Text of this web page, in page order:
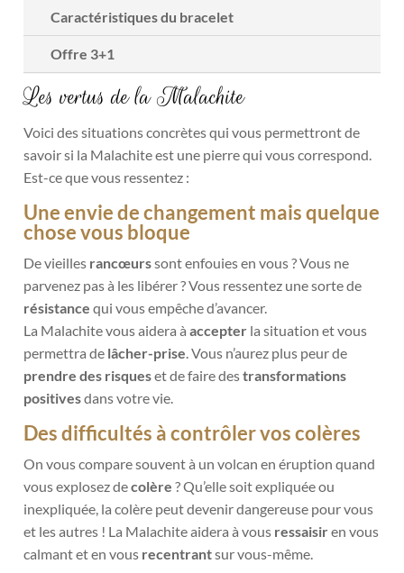
Caractéristiques du bracelet
Offre 3+1
Les vertus de la Malachite
Voici des situations concrètes qui vous permettront de
savoir si la Malachite est une pierre qui vous correspond.
Est-ce que vous ressentez :
Une envie de changement mais quelque
chose vous bloque
De vieilles rancœurssont enfouies en vous ? Vous ne
parvenez pas à les libérer ? Vous ressentez une sorte de
résistance qui vous empêche d’avancer.
La Malachite vous aidera àaccepter la situation et vous
permettra de lâcher-prise. Vous n’aurez plus peur de
prendre des risqueset de faire destransformations
positivesdans votre vie.
Des difficultés à contrôler vos colères
On vous compare souvent à un volcan en éruption quand
vous explosez decolère ? Qu’elle soit expliquée ou
inexpliquée, la colère peut devenir dangereuse pour vous
et les autres ! La Malachite aidera à vous ressaisiren vous
calmant et en vous recentrantsur vous-même.